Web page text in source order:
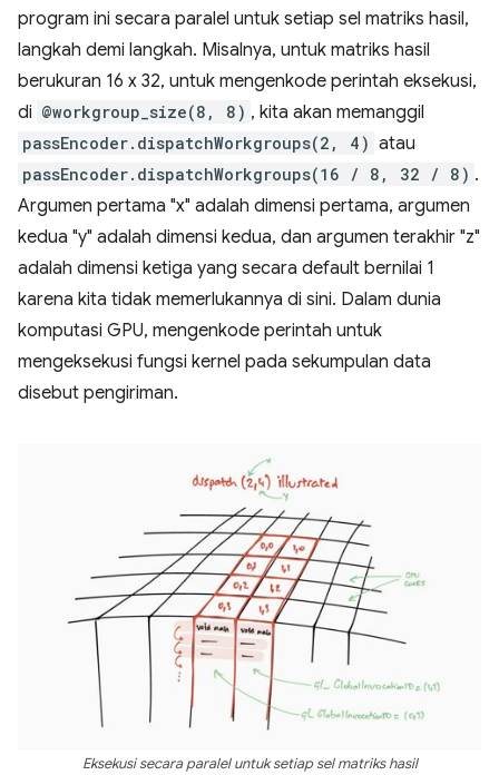
program ini secara paralel untuk setiap sel matriks hasil,
langkah demi langkah. Misalnya, untuk matriks hasil
berukuran 16 x 32, untuk mengenkode perintah eksekusi,
di @workgroup_size(8, 8) , kita akan memanggil
passEncoder.dispatchWorkgroups(2, 4) atau
passEncoder.dispatchWorkgroups(16 / 8, 32 / 8) .
Argumen pertama "x" adalah dimensi pertama, argumen
kedua "y" adalah dimensi kedua, dan argumen terakhir "z"
adalah dimensi ketiga yang secara default bernilai 1
karena kita tidak memerlukannya di sini. Dalam dunia
komputasi GPU, mengenkode perintah untuk
mengeksekusi fungsi kernel pada sekumpulan data
disebut pengiriman.
Eksekusi secara paralel untuk setiap sel matriks hasil